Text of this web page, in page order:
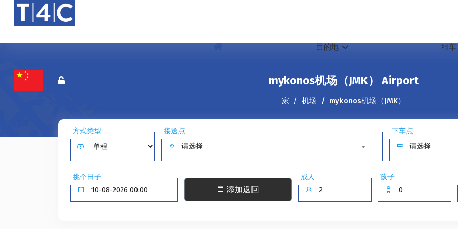
目的地 租
mykonos机场（JMK） Airport
家 机场 mykonos机场（JMK）
方式类型
接送点
请选择
下车点
请选择
挑个日子
添加返回
成人 孩子